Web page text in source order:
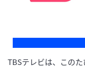
TBSテレビは、この